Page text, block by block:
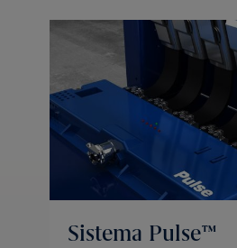
Sistema Pulse™